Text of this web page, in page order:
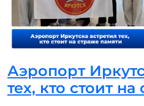
Аэропорт
тех, кто стоит